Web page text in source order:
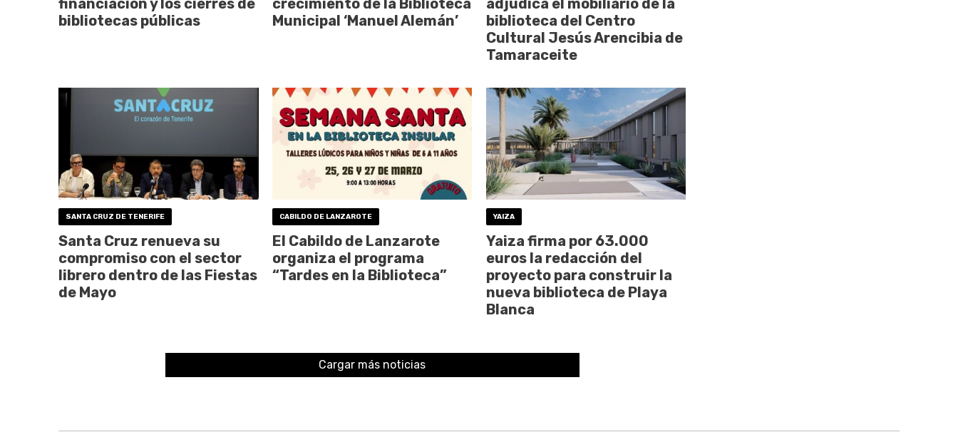
financiación y los cierres de
bibliotecas públicas
crecimiento de la Biblioteca
Municipal ‘Manuel Alemán’
adjudica el mobiliario de la
biblioteca del Centro
Cultural Jesús Arencibia de
Tamaraceite
SANTA CRUZ DE TENERIFE
Santa Cruz renueva su
compromiso con el sector
librero dentro de las Fiestas
de Mayo
CABILDO DE LANZAROTE
El Cabildo de Lanzarote
organiza el programa
“Tardes en la Biblioteca”
YAIZA
Yaiza firma por 63.000
euros la redacción del
proyecto para construir la
nueva biblioteca de Playa
Blanca
Cargar más noticias